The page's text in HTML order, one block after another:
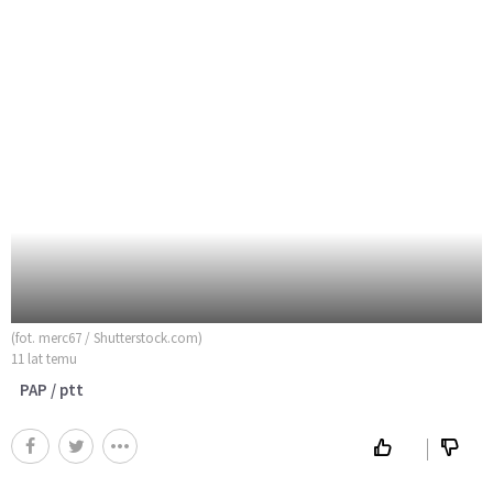
(fot. merc67 / Shutterstock.com)
11 lat temu
PAP / ptt